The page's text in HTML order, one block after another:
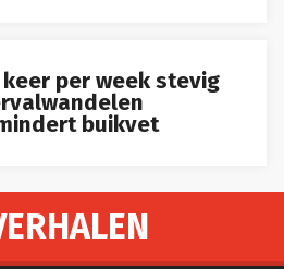
keer per week stevig
buikvet